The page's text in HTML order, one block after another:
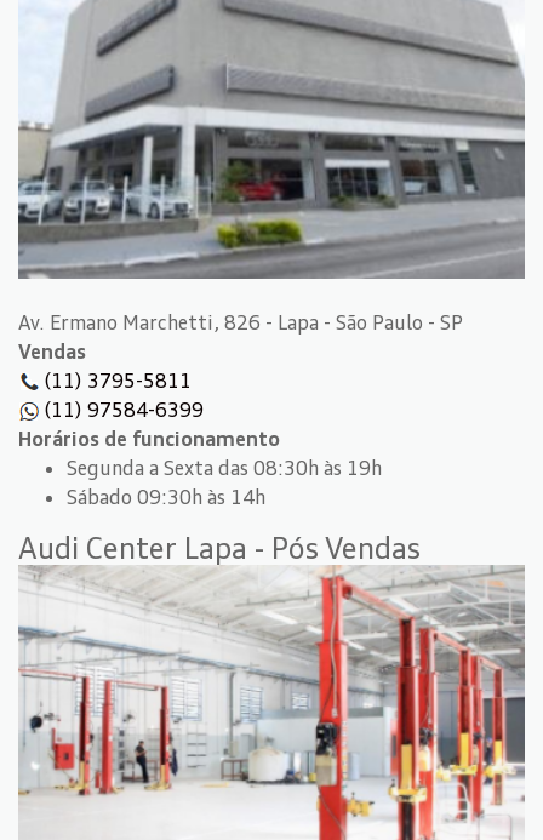
Av. Ermano Marchetti, 826 - Lapa - São Paulo - SP
Vendas
(11) 3795-5811
(11) 97584-6399
Horários de funcionamento
Segunda a Sexta das 08:30h às 19h
Sábado 09:30h às 14h
Audi Center Lapa - Pós Vendas